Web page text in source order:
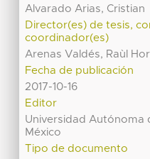
Alvarado Arias, Cristian
Director(es) de tesis,
coordinador(es)
Arenas Valdés, Raùl
Fecha de publicación
2017-10-16
Editor
Universidad Autónoma
México
Tipo de documento